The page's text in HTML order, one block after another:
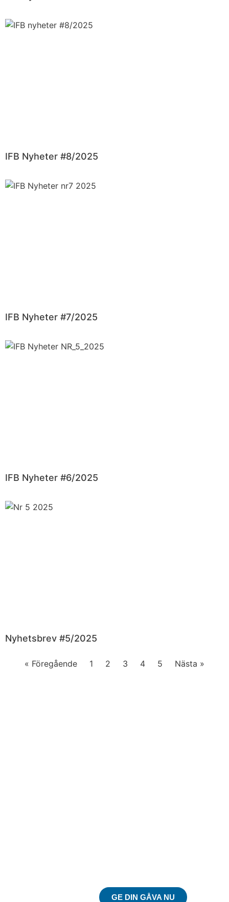
IFB Nyheter #8/2025
IFB Nyheter #7/2025
IFB Nyheter #6/2025
Nyhetsbrev #5/2025
« Föregående 1 2 3 4 5 Nästa »
GE DIN GÅVA NU